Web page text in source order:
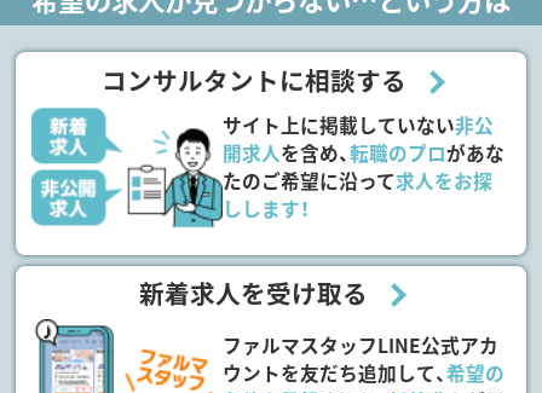
コンサルタントに相談する
サイト上に掲載していない非公
開求人を含め、転職のプロがあな
たのご希望に沿って求人をお探
しします！
新着求人を受け取る
ファルマスタッフLINE公式アカ
ウントを友だち追加して、希望の